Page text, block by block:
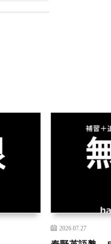
2026.07.27